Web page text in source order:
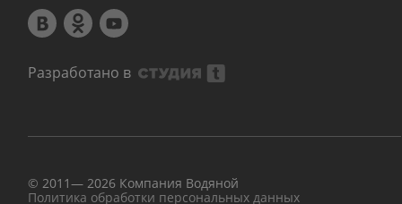
Разработано в
© 2011— 2026 Компания Водяной
Политика обработки персональных данных